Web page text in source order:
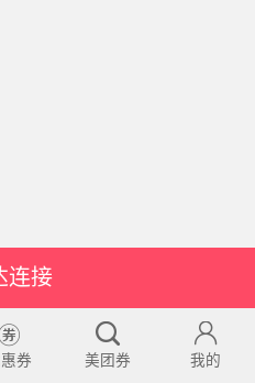
连接
券 美团券 我的